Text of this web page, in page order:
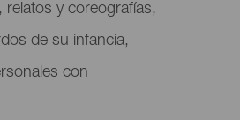
relatos y coreografías,
de su infancia,
con